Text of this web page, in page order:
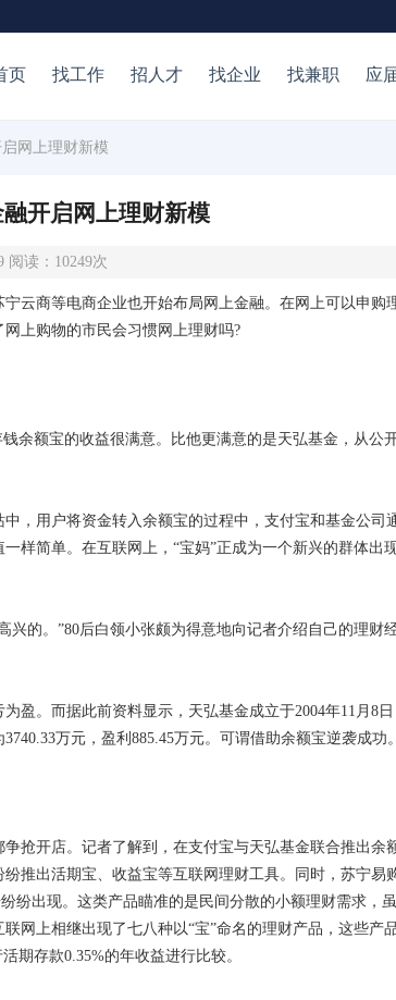
页 找工作 招人才 找企业 找兼职 应
网上理财新模
开启网上理财新模
阅读：10249次
商等电商企业也开始布局网上金融。在网上可以申购
上购物的市民会习惯网上理财吗?
额宝的收益很满意。比他更满意的是天弘基金，从公
用户将资金转入余额宝的过程中，支付宝和基金公司
样简单。在互联网上，“宝妈”正成为一个新兴的群体出
的。”80后白领小张颇为得意地向记者介绍自己的理财
。而据此前资料显示，天弘基金成立于2004年11月8
万元，盈利885.45万元。可谓借助余额宝逆袭成功。
开店。记者了解到，在支付宝与天弘基金联合推出余
推出活期宝、收益宝等互联网理财工具。同时，苏宁易
纷出现。这类产品瞄准的是民间分散的小额理财需求，
网上相继出现了七八种以“宝”命名的理财产品，这些产
期存款0.35%的年收益进行比较。